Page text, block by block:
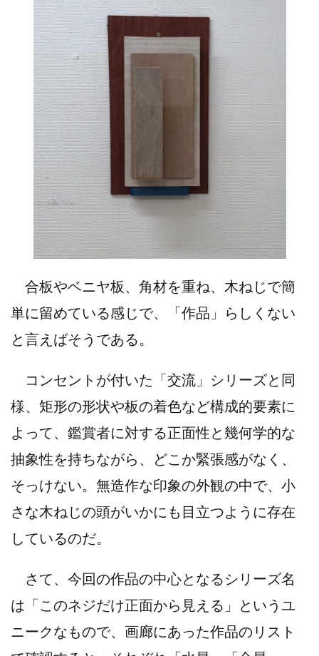
合板やベニヤ板、角材を重ね、木ねじで簡
単に留めている感じで、「作品」らしくない
と言えばそうである。
コンセントが付いた「交流」シリーズと同
様、矩形の形状や板の着色など構成的要素に
よって、鑑賞者に対する正面性と幾何学的な
抽象性を持ちながら、どこか緊張感がなく、
そっけない。無造作な印象の外観の中で、小
さな木ねじの頭がいかにも目立つように存在
しているのだ。
さて、今回の作品の中心となるシリーズ名
は「このネジだけ正面から見える」というユ
ニークなもので、画廊にあった作品のリスト